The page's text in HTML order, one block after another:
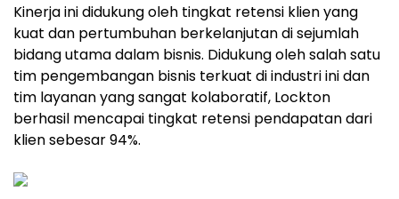
Kinerja ini didukung oleh tingkat retensi klien yang
kuat dan pertumbuhan berkelanjutan di sejumlah
bidang utama dalam bisnis. Didukung oleh salah satu
tim pengembangan bisnis terkuat di industri ini dan
tim layanan yang sangat kolaboratif, Lockton
berhasil mencapai tingkat retensi pendapatan dari
klien sebesar 94%.